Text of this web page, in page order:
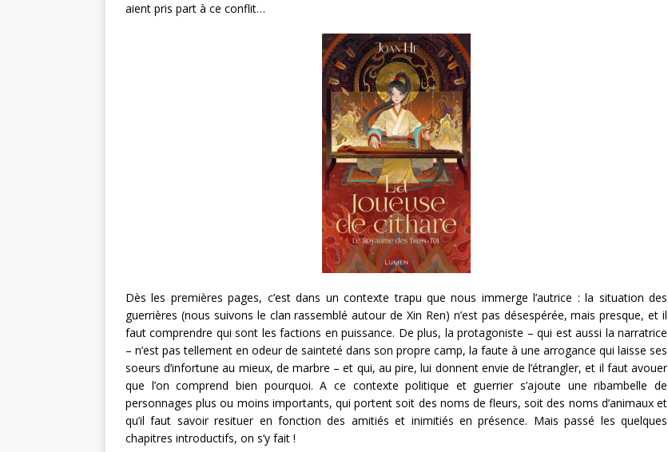
aient pris part à ce conflit…
Dès les premières pages, c’est dans un contexte trapu que nous immerge l’autrice : la situation des
guerrières (nous suivons le clan rassemblé autour de Xin Ren) n’est pas désespérée, mais presque, et il
faut comprendre qui sont les factions en puissance. De plus, la protagoniste – qui est aussi la narratrice
– n’est pas tellement en odeur de sainteté dans son propre camp, la faute à une arrogance qui laisse ses
soeurs d’infortune au mieux, de marbre – et qui, au pire, lui donnent envie de l’étrangler, et il faut avouer
que l’on comprend bien pourquoi. A ce contexte politique et guerrier s’ajoute une ribambelle de
personnages plus ou moins importants, qui portent soit des noms de fleurs, soit des noms d’animaux et
qu’il faut savoir resituer en fonction des amitiés et inimitiés en présence. Mais passé les quelques
chapitres introductifs, on s’y fait !